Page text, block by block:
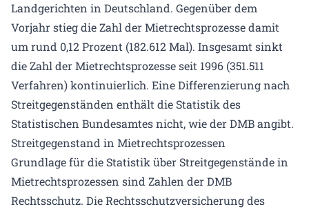
Landgerichten in Deutschland. Gegenüber dem
Vorjahr stieg die Zahl der Mietrechtsprozesse damit
um rund 0,12 Prozent (182.612 Mal). Insgesamt sinkt
die Zahl der Mietrechtsprozesse seit 1996 (351.511
Verfahren) kontinuierlich. Eine Differenzierung nach
Streitgegenständen enthält die Statistik des
Statistischen Bundesamtes nicht, wie der DMB angibt.
Streitgegenstand in Mietrechtsprozessen
Grundlage für die Statistik über Streitgegenstände in
Mietrechtsprozessen sind Zahlen der DMB
Rechtsschutz. Die Rechtsschutzversicherung des